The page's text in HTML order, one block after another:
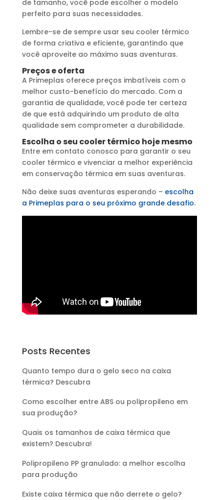
de tamanho, você pode escolher o modelo
perfeito para suas necessidades.
Lembre-se de sempre usar seu cooler térmico
de forma criativa e eficiente, garantindo que
você aproveite ao máximo suas aventuras.
Preços e oferta
A Primeplas oferece preços imbatíveis com o
melhor custo-benefício do mercado. Com a
garantia de qualidade, você pode ter certeza
de que está adquirindo um produto de alta
qualidade sem comprometer a durabilidade.
Escolha o seu cooler térmico hoje mesmo
Entre em contato conosco para garantir o seu
cooler térmico e vivenciar a melhor experiência
em conservação térmica em suas aventuras.
Não deixe suas aventuras esperando – escolha
a Primeplas para o seu próximo grande desafio.
Posts Recentes
Quanto tempo dura o gelo seco na caixa
térmica? Descubra
Como escolher entre ABS ou polipropileno em
sua produção?
Quais os tamanhos de caixa térmica que
existem? Descubra!
Polipropileno PP granulado: a melhor escolha
para produção
Existe caixa térmica que não derrete o gelo?